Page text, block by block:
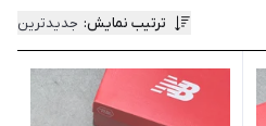
ترتیب نمایش: جدیدترین